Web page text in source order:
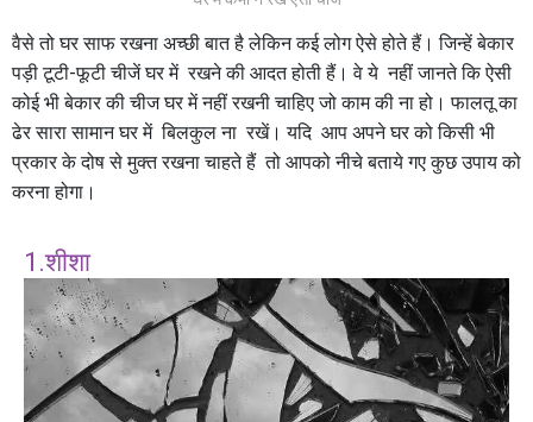
वैसे तो घर साफ रखना अच्छी बात है लेकिन कई लोग ऐसे होते हैं। जिन्हें बेकार
पड़ी टूटी-फूटी चीजें घर में रखने की आदत होती हैं। वे ये नहीं जानते कि ऐसी
कोई भी बेकार की चीज घर में नहीं रखनी चाहिए जो काम की ना हो। फालतू का
ढेर सारा सामान घर में बिलकुल ना रखें। यदि आप अपने घर को किसी भी
प्रकार के दोष से मुक्त रखना चाहते हैं तो आपको नीचे बताये गए कुछ उपाय को
करना होगा।
1.शीशा